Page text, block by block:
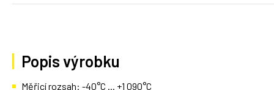
Popis výrobku
Měřicí rozsah: -40°C ... +1 090°C